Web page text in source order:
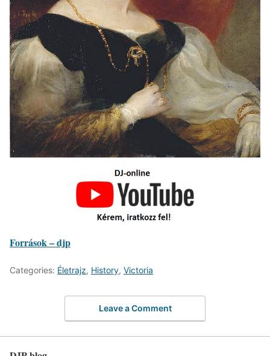
Források – djp
Categories: Életrajz, History, Victoria
Leave a Comment